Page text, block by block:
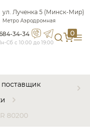
ул. Лученка 5 (Минск-Мир)
Метро Аэродромная
34-34
Сб с 10:00 до 19:00
0
80200